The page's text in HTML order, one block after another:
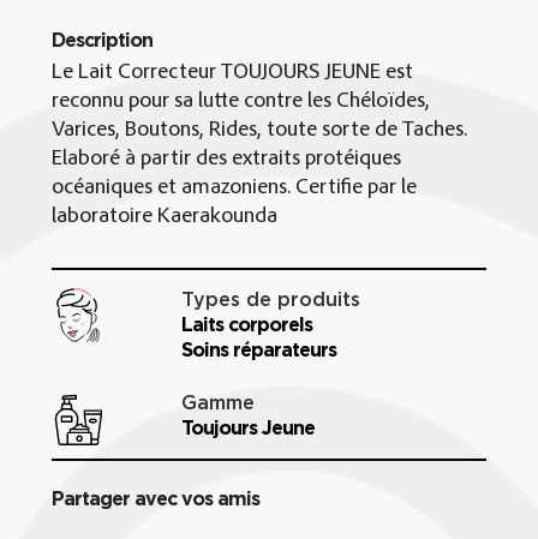
Description
Le Lait Correcteur TOUJOURS JEUNE est
reconnu pour sa lutte contre les Chéloïdes,
Varices, Boutons, Rides, toute sorte de Taches.
Elaboré à partir des extraits protéiques
océaniques et amazoniens. Certifie par le
laboratoire Kaerakounda
Types de produits
Laits corporels
Soins réparateurs
Gamme
Toujours Jeune
Partager avec vos amis